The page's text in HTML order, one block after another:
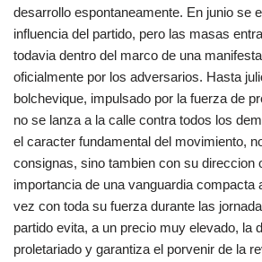
desarrollo espontaneamente. En junio se
influencia del partido, pero las masas
todavia dentro del marco de una
oficialmente por los adversarios. Hasta
bolchevique, impulsado por la fuerza de
no se lanza a la calle contra todos los
el caracter fundamental del movimiento,
consignas, sino tambien con su direccion
importancia de una vanguardia compacta
vez con toda su fuerza durante las
partido evita, a un precio muy elevado, la
proletariado y garantiza el porvenir de la